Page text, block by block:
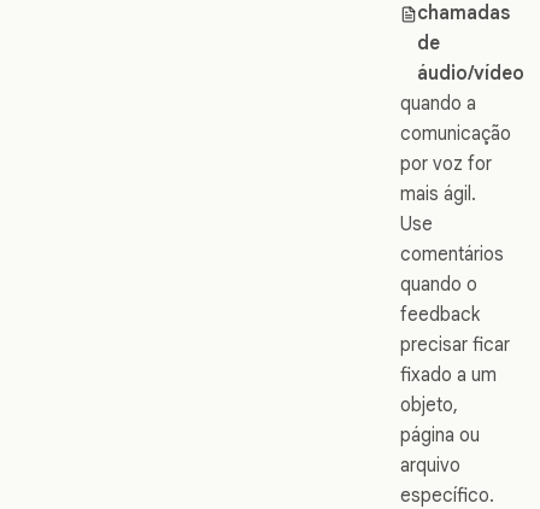
chamadas
de
áudio/vídeo
quando a
comunicação
por voz for
mais ágil.
Use
comentários
quando o
feedback
precisar ficar
fixado a um
objeto,
página ou
arquivo
específico.